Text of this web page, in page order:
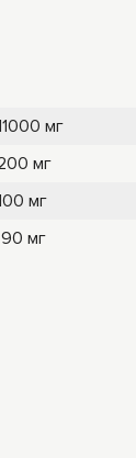
мг
мг
мг
90 мг